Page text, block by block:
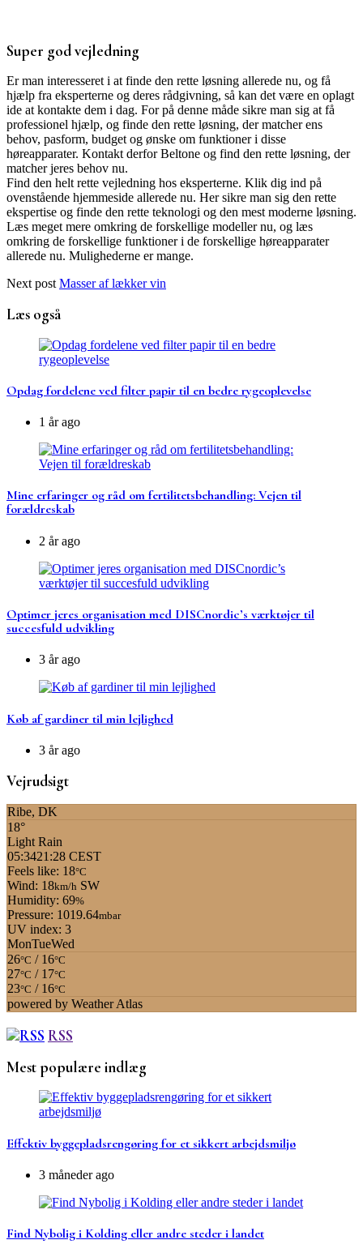
Super god vejledning
Er man interesseret i at finde den rette løsning allerede nu, og få
hjælp fra eksperterne og deres rådgivning, så kan det være en oplagt
ide at kontakte dem i dag. For på denne måde sikre man sig at få
professionel hjælp, og finde den rette løsning, der matcher ens
behov, pasform, budget og ønske om funktioner i disse
høreapparater. Kontakt derfor Beltone og find den rette løsning, der
matcher jeres behov nu.
Find den helt rette vejledning hos eksperterne. Klik dig ind på
ovenstående hjemmeside allerede nu. Her sikre man sig den rette
ekspertise og finde den rette teknologi og den mest moderne løsning.
Læs meget mere omkring de forskellige modeller nu, og læs
omkring de forskellige funktioner i de forskellige høreapparater
allerede nu. Mulighederne er mange.
Next post Masser af lækker vin
Læs også
Opdag fordelene ved filter papir til en bedre rygeoplevelse
1 år ago
Mine erfaringer og råd om fertilitetsbehandling: Vejen til
forældreskab
2 år ago
Optimer jeres organisation med DISCnordic’s værktøjer til
succesfuld udvikling
3 år ago
Køb af gardiner til min lejlighed
3 år ago
Vejrudsigt
Ribe, DK
18°
Light Rain
05:3421:28 CEST
Feels like: 18°C
Wind: 18km/h SW
Humidity: 69%
Pressure: 1019.64mbar
UV index: 3
MonTueWed
26°C / 16°C
27°C / 17°C
23°C / 16°C
powered by Weather Atlas
RSS
Mest populære indlæg
Effektiv byggepladsrengøring for et sikkert arbejdsmiljø
3 måneder ago
Find Nybolig i Kolding eller andre steder i landet